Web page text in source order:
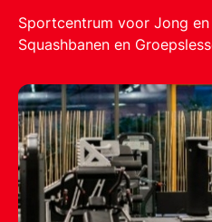
Sportcentrum voor Jong en
Squashbanen en